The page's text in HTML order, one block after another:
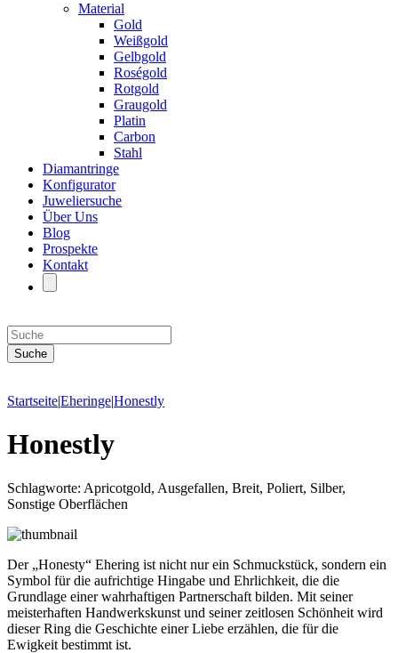
Material
Gold
Weißgold
Gelbgold
Roségold
Rotgold
Graugold
Platin
Carbon
Stahl
Diamantringe
Konfigurator
Juweliersuche
Über Uns
Blog
Prospekte
Kontakt
Startseite|Eheringe|Honestly
Honestly
Schlagworte: Apricotgold, Ausgefallen, Breit, Poliert, Silber,
Sonstige Oberflächen
Der „Honesty“ Ehering ist nicht nur ein Schmuckstück, sondern ein
Symbol für die aufrichtige Hingabe und Ehrlichkeit, die die
Grundlage einer wahrhaftigen Partnerschaft bilden. Mit seiner
meisterhaften Handwerkskunst und seiner zeitlosen Schönheit wird
dieser Ring die Geschichte einer Liebe erzählen, die für die
Ewigkeit bestimmt ist.